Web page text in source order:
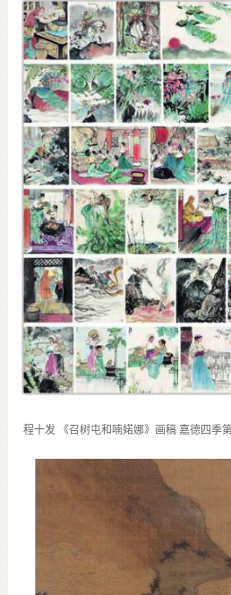
程十发 《召树屯和喃婼娜》画稿 嘉德四季